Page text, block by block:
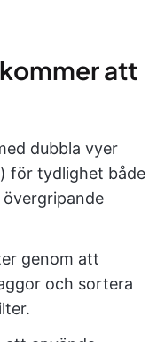
att
dubbla vyer
för tydlighet både
genom att
och sortera